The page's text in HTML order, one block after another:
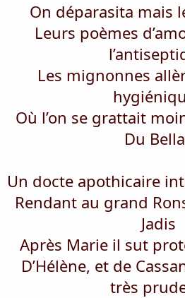
On déparasita mais
Leurs poèmes
Les mignonnes
Où l’on se grattait
Du
Un docte apothicaire
Rendant au grand
Jadis
Après Marie il sut
D’Hélène, et de
très